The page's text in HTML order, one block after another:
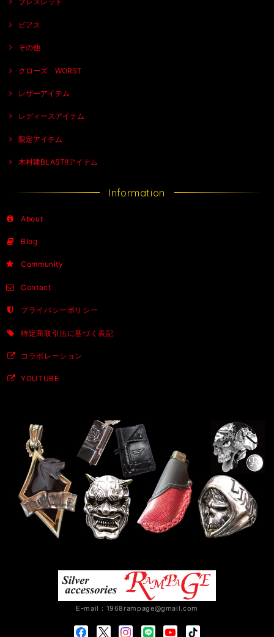
ピアス
その他
クローズ WORST
レザーアイテム
レディースアイテム
限定アイテム
木村建BLAST!!アイテム
Information
About
Blog
Community
Contact
プライバシーポリシー
特定商取引法に基づく表記
コラボレーション
YOUTUBE
E-mail： 1968rampage@gmail.com